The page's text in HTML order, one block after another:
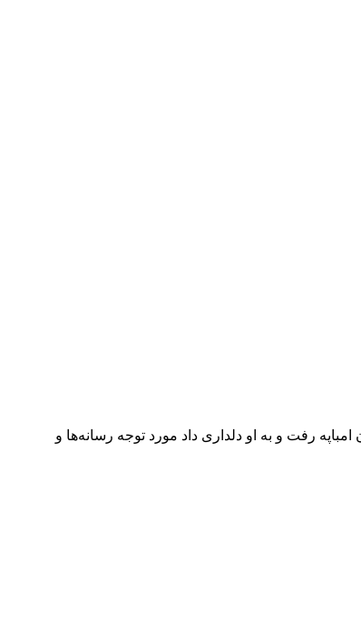
رفت و به او دلداری داد مورد توجه رسانه‌ها و